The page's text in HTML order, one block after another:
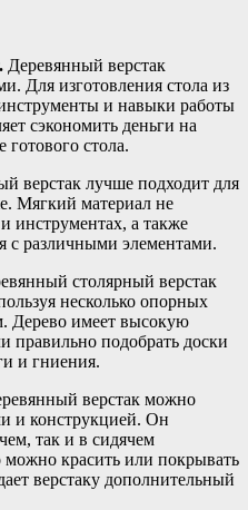
Деревянный верстак
Для изготовления стола из
и навыки работы
сэкономить деньги на
стола.
верстак лучше подходит для
Мягкий материал не
инструментах, а также
с различными элементами.
столярный верстак
несколько опорных
Дерево имеет высокую
правильно подобрать доски
и гниения.
верстак можно
и конструкцией. Он
так и в сидячем
красить или покрывать
верстаку дополнительный